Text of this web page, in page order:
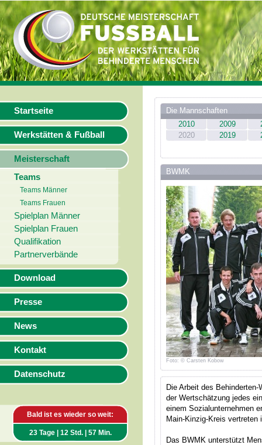
Startseite
Werkstätten & Fußball
Meisterschaft
Teams
Teams Männer
Teams Frauen
Spielplan Männer
Spielplan Frauen
Qualifikation
Partnerverbände
Download
Presse
News
Kontakt
Datenschutz
Bald ist es wieder so weit:
23 Tage | 12 Std. | 57 Min.
Die Mannschaften
2010
2009
2020
2019
BWMK
Foto: © Carsten Kobow
Die Arbeit des
der Wertschätzung jedes
einem Sozialunternehmen
Main-Kinzig-Kreis vertreten
Das BWMK unterstützt